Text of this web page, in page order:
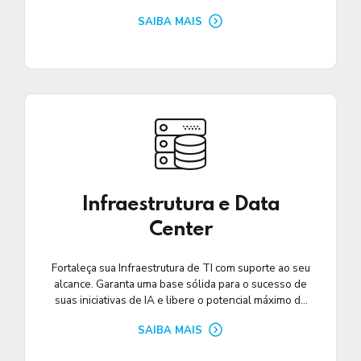
impulsione sua empresa.
SAIBA MAIS
Infraestrutura e Data
Center
Fortaleça sua Infraestrutura de TI com suporte ao seu
alcance. Garanta uma base sólida para o sucesso de
suas iniciativas de IA e libere o potencial máximo de
SAIBA MAIS